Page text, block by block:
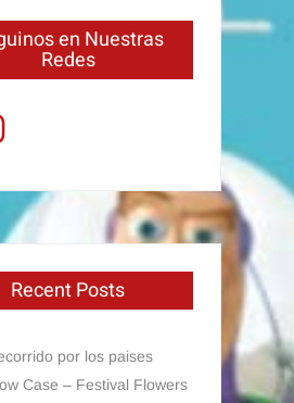
en Nuestras
Redes
Recent Posts
por los paises
Case – Festival Flowers